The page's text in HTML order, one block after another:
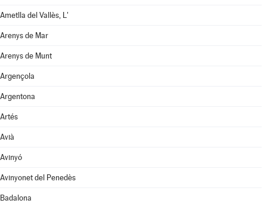
Ametlla del Vallès, L'
Arenys de Mar
Arenys de Munt
Argençola
Argentona
Artés
Avià
Avinyó
Avinyonet del Penedès
Badalona